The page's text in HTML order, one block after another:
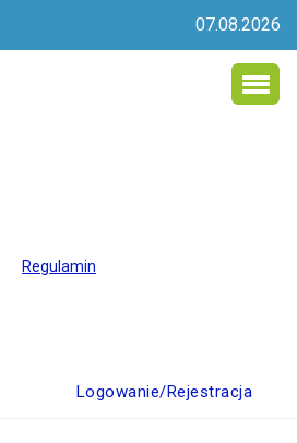
07.08.2026
Regulamin
Logowanie/Rejestracja